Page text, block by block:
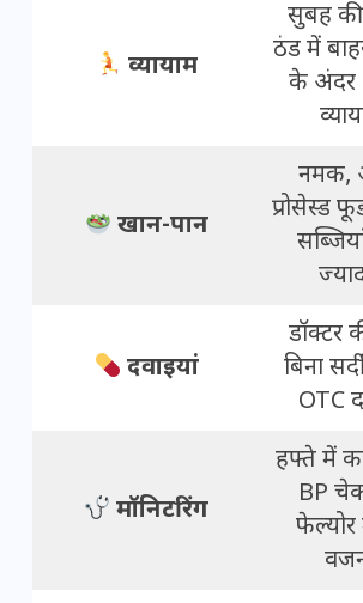
व्यायाम
सुबह
ठंड में
के अंदर
खान-पान
नमक,
प्रोसेस्ड
दवाइयां
डॉक्टर
बिना
OTC
मॉनिटरिंग
हफ्ते में
BP
फेल्योर